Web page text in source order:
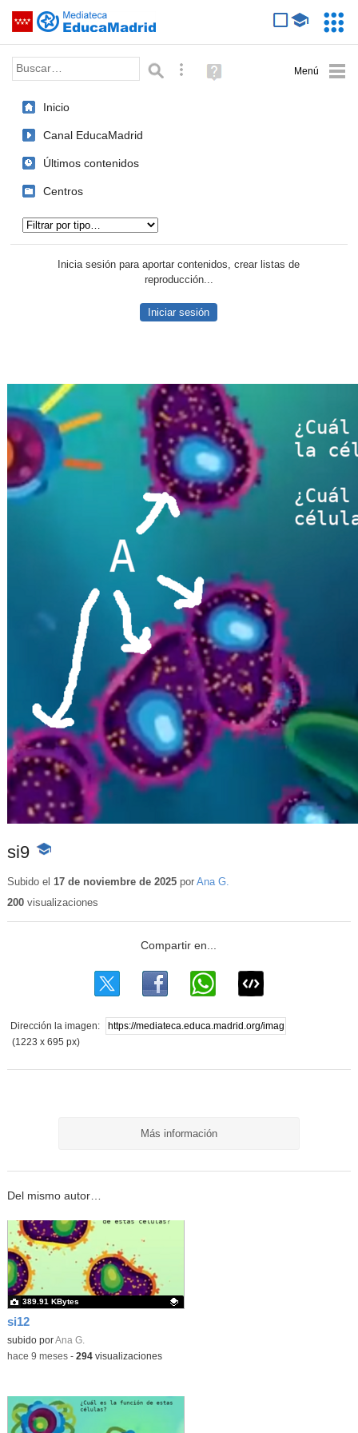
Saltar navegación
Palabra o frase: Búsqueda avanzada
Ayuda
(en
Inicio
Canal EducaMadrid
Últimos contenidos
Centros
Inicia sesión para aportar contenidos, crear listas de
reproducción...
Iniciar sesión
si9 -
educativo
Subido el 17 de noviembre de 2025por Ana G.
200visualizaciones
Dirección la imagen:
(1223 x 695 px)
Más información
Del mismo autor…
si12
Contenido educativo.
subido porAna G.
389.91 KBytes
-hace 9 meses- 294visualizaciones